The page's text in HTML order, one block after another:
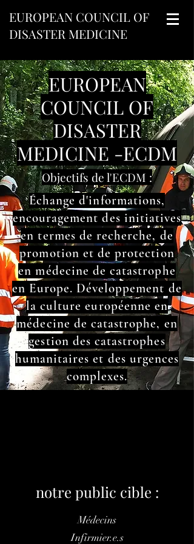
EUROPEAN COUNCIL OF
DISASTER MEDICINE
EUROPEAN
COUNCIL OF
DISASTER
MEDICINE -ECDM
Objectifs de l'ECDM :
Échange d'informations,
encouragement des initiatives
en termes de recherche, de
promotion et de protection
en médecine de catastrophe
en Europe. Développement de
la culture européenne en
médecine de catastrophe, en
gestion des catastrophes
humanitaires et des urgences
complexes.
notre public cible :
Médecins
Infirmier.e.s